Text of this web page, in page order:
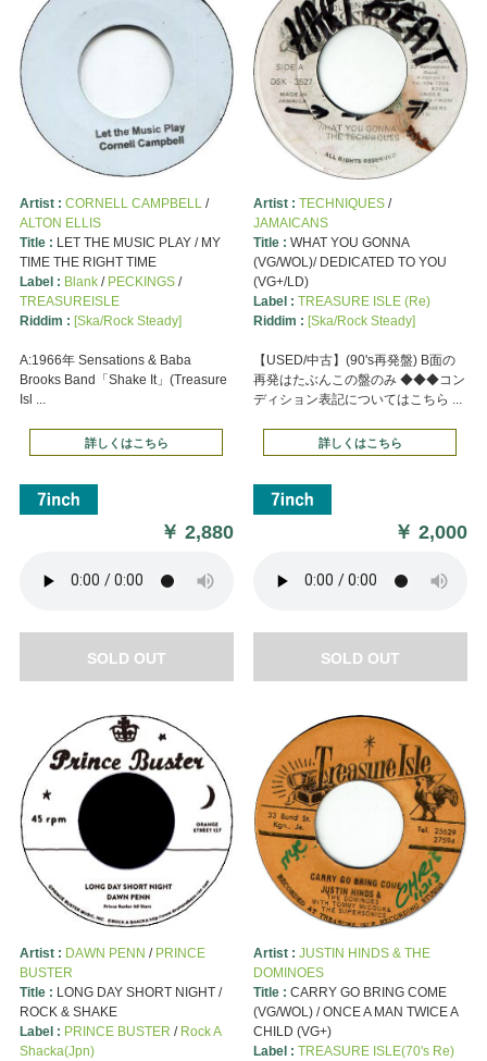
Artist : CORNELL CAMPBELL/
ALTON ELLIS
Title : LET THE MUSIC PLAY / MY
TIME THE RIGHT TIME
Label : Blank/ PECKINGS/
TREASUREISLE
Riddim : [Ska/Rock Steady]
A:1966年 Sensations & Baba
Brooks Band「Shake It」(Treasure
Isl ...
詳しくはこちら
￥2,880
SOLD OUT
Artist : TECHNIQUES/
JAMAICANS
Title : WHAT YOU GONNA
(VG/WOL)/ DEDICATED TO YOU
(VG+/LD)
Label : TREASURE ISLE (Re)
Riddim : [Ska/Rock Steady]
【USED/中古】(90's再発盤) B面の
再発はたぶんこの盤のみ ◆◆◆コン
ディション表記についてはこちら ...
詳しくはこちら
￥2,000
SOLD OUT
Artist : DAWN PENN / PRINCE
BUSTER
Title : LONG DAY SHORT NIGHT /
ROCK & SHAKE
Label : PRINCE BUSTER / Rock A
Shacka(Jpn)
Artist : JUSTIN HINDS & THE
DOMINOES
Title : CARRY GO BRING COME
(VG/WOL) / ONCE A MAN TWICE A
CHILD (VG+)
Label : TREASURE ISLE(70's Re)